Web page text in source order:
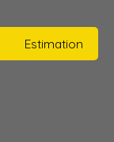
Estimation